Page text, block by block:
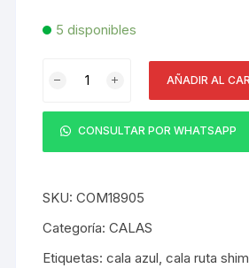
5 disponibles
Shimano
RUTA
SM-
SH12
Grados)
Par
Blister
AÑADIR AL
CONSULTAR POR WHATSAPP
SKU:COM18905
Categoría:CALAS
Etiquetas:cala azul,cala ruta